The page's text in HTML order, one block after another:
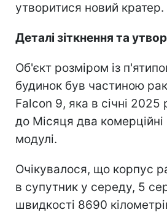
утворитися новий кратер.
Деталі зіткнення та
Об'єкт розміром із
будинок був частиною
Falcon 9, яка в січні 2025
до Місяця два комерційні
модулі.
Очікувалося, що корпус
в супутник у середу, 5
швидкості 8690